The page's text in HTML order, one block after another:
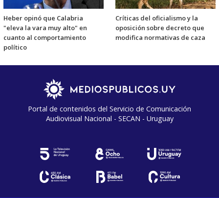
Heber opinó que Calabria
"eleva la vara muy alto" en
cuanto al comportamiento
político
Críticas del oficialismo y la
oposición sobre decreto que
modifica normativas de caza
Portal de contenidos del Servicio de Comunicación
Audiovisual Nacional - SECAN - Uruguay